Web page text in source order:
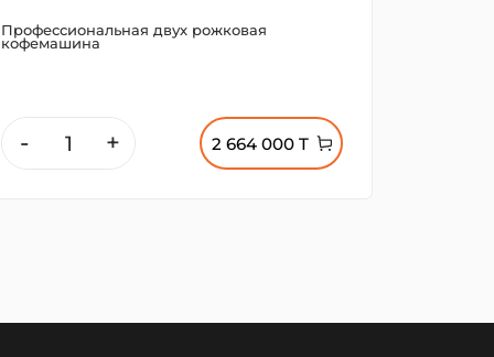
Профессиональная двух рожковая
кофемашина
- + 2 664 000 T